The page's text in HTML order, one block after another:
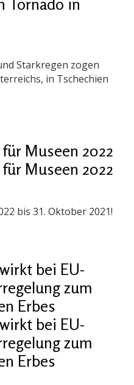
Tornado in
Starkregen zogen
in Tschechien
Museen 2022
Museen 2022
bis 31. Oktober 2021!
bei EU-
zum
Erbes
bei EU-
zum
Erbes